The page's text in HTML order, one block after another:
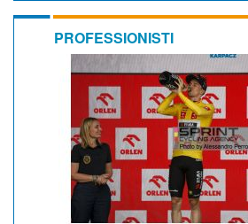
PROFESSIONISTI